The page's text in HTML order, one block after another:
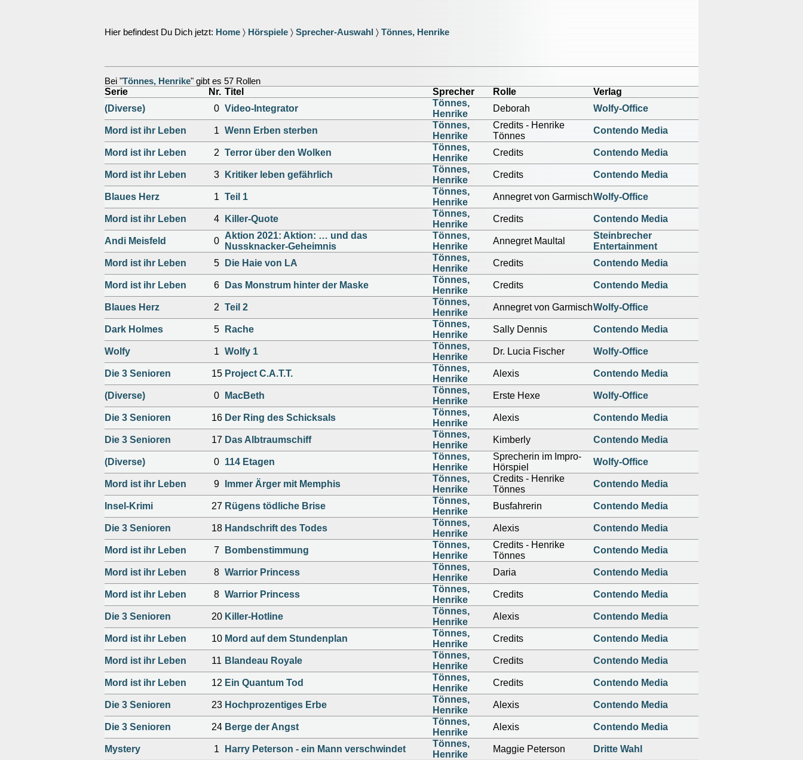
Hier befindest Du Dich jetzt: Home 〉 Hörspiele 〉 Sprecher-Auswahl 〉 Tönnes, Henrike
Bei "Tönnes, Henrike" gibt es 57 Rollen
Serie Nr. Titel Sprecher Rolle
Verlag
(Diverse)
0 Video-Integrator
Tönnes,
Henrike
Deborah Wolfy-Office
Mord ist ihr Leben 1 Wenn Erben sterben
Tönnes,
Henrike
Credits - Henrike
Tönnes
Contendo Media
Mord ist ihr Leben 2 Terror über den Wolken
Tönnes,
Henrike
Credits Contendo Media
Mord ist ihr Leben 3 Kritiker leben gefährlich
Tönnes,
Henrike
Credits Contendo Media
Blaues Herz 1 Teil 1
Tönnes,
Henrike
Annegret von GarmischWolfy-Office
Mord ist ihr Leben 4 Killer-Quote
Tönnes,
Henrike
Credits Contendo Media
Andi Meisfeld 0
Aktion 2021: Aktion: … und das
Nussknacker-Geheimnis
Tönnes,
Henrike
Annegret Maultal
Steinbrecher
Entertainment
Mord ist ihr Leben
5 Die Haie von LA
Tönnes,
Henrike
Credits Contendo Media
Mord ist ihr Leben 6 Das Monstrum hinter der Maske
Tönnes,
Henrike
Credits Contendo Media
Blaues Herz 2 Teil 2
Tönnes,
Henrike
Annegret von GarmischWolfy-Office
Dark Holmes 5 Rache
Tönnes,
Henrike
Sally Dennis Contendo Media
Wolfy 1 Wolfy 1
Tönnes,
Henrike
Dr. Lucia Fischer Wolfy-Office
Die 3 Senioren 15 Project C.A.T.T.
Tönnes,
Henrike
Alexis Contendo Media
(Diverse) 0 MacBeth
Tönnes,
Henrike
Erste Hexe Wolfy-Office
Die 3 Senioren 16 Der Ring des Schicksals
Tönnes,
Henrike
Alexis Contendo Media
Die 3 Senioren 17 Das Albtraumschiff
Tönnes,
Henrike
Kimberly Contendo Media
(Diverse) 0 114 Etagen
Tönnes,
Henrike
Sprecherin im Impro-
Hörspiel
Wolfy-Office
Mord ist ihr Leben 9 Immer Ärger mit Memphis
Tönnes,
Henrike
Credits - Henrike
Tönnes
Contendo Media
Insel-Krimi 27 Rügens tödliche Brise
Tönnes,
Henrike
Busfahrerin Contendo Media
Die 3 Senioren 18 Handschrift des Todes
Tönnes,
Henrike
Alexis Contendo Media
Mord ist ihr Leben 7 Bombenstimmung
Tönnes,
Henrike
Credits - Henrike
Tönnes
Contendo Media
Mord ist ihr Leben 8 Warrior Princess
Tönnes,
Henrike
Daria Contendo Media
Mord ist ihr Leben 8 Warrior Princess
Tönnes,
Henrike
Credits Contendo Media
Die 3 Senioren 20 Killer-Hotline
Tönnes,
Henrike
Alexis Contendo Media
Mord ist ihr Leben 10 Mord auf dem Stundenplan
Tönnes,
Henrike
Credits Contendo Media
Mord ist ihr Leben 11 Blandeau Royale
Tönnes,
Henrike
Credits Contendo Media
Mord ist ihr Leben 12 Ein Quantum Tod
Tönnes,
Henrike
Credits Contendo Media
Die 3 Senioren 23 Hochprozentiges Erbe
Tönnes,
Henrike
Alexis Contendo Media
Die 3 Senioren 24 Berge der Angst
Tönnes,
Henrike
Alexis Contendo Media
Mystery 1 Harry Peterson - ein Mann verschwindet
Tönnes,
Henrike
Maggie Peterson Dritte Wahl